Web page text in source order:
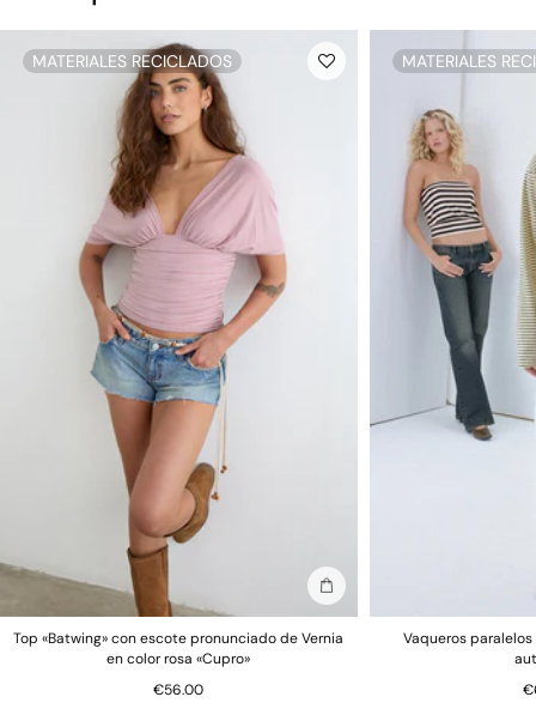
MATERIALES RECICLADOS
Añadir a la bolsa
Top «Batwing» con escote pronunciado de Vernia
en color rosa «Cupro»
€56.00
MATERIALES
Vaqueros